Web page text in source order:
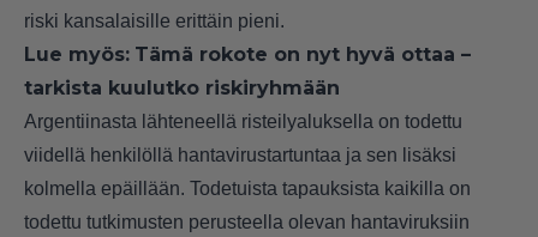
riski kansalaisille erittäin pieni.
Lue myös: Tämä rokote on nyt hyvä ottaa –
tarkista kuulutko riskiryhmään
Argentiinasta lähteneellä risteilyaluksella on todettu
viidellä henkilöllä hantavirustartuntaa ja sen lisäksi
kolmella epäillään. Todetuista tapauksista kaikilla on
todettu tutkimusten perusteella olevan hantaviruksiin